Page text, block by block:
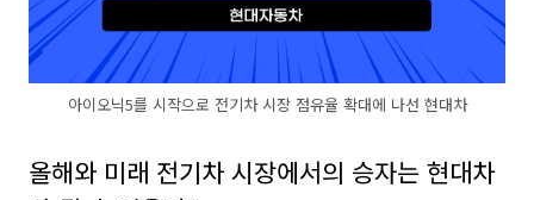
아이오닉5를 시작으로 전기차 시장 점유율 확대에 나선 현대차
올해와 미래 전기차 시장에서의 승자는 현대차